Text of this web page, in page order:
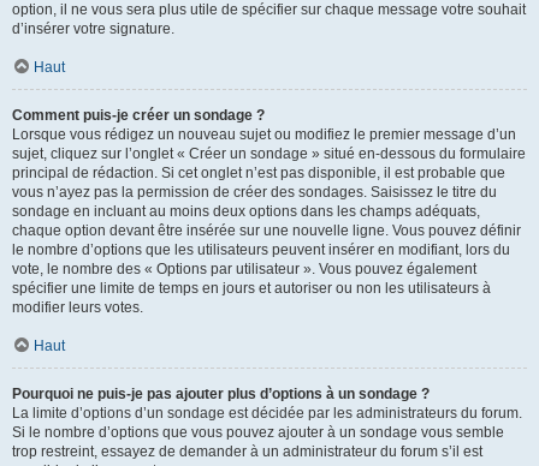
option, il ne vous sera plus utile de spécifier sur chaque message votre souhait
d’insérer votre signature.
Haut
Comment puis-je créer un sondage ?
Lorsque vous rédigez un nouveau sujet ou modifiez le premier message d’un
sujet, cliquez sur l’onglet « Créer un sondage » situé en-dessous du formulaire
principal de rédaction. Si cet onglet n’est pas disponible, il est probable que
vous n’ayez pas la permission de créer des sondages. Saisissez le titre du
sondage en incluant au moins deux options dans les champs adéquats,
chaque option devant être insérée sur une nouvelle ligne. Vous pouvez définir
le nombre d’options que les utilisateurs peuvent insérer en modifiant, lors du
vote, le nombre des « Options par utilisateur ». Vous pouvez également
spécifier une limite de temps en jours et autoriser ou non les utilisateurs à
modifier leurs votes.
Haut
Pourquoi ne puis-je pas ajouter plus d’options à un sondage ?
La limite d’options d’un sondage est décidée par les administrateurs du forum.
Si le nombre d’options que vous pouvez ajouter à un sondage vous semble
trop restreint, essayez de demander à un administrateur du forum s’il est